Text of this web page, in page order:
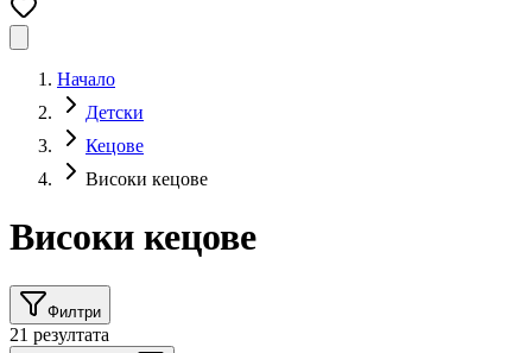
Начало
Детски
Кецове
Високи кецове
Високи кецове
Филтри
21 резултата